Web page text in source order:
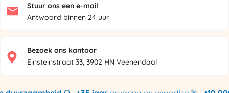
Stuur ons een e-mail
Antwoord binnen 24 uur
Bezoek ons kantoor
Einsteinstraat 33, 3902 HN Veenendaal